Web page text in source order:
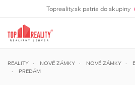
Topreality.sk patria do skupiny
REALITY NOVÉ ZÁMKY NOVÉ ZÁMKY
PREDÁM